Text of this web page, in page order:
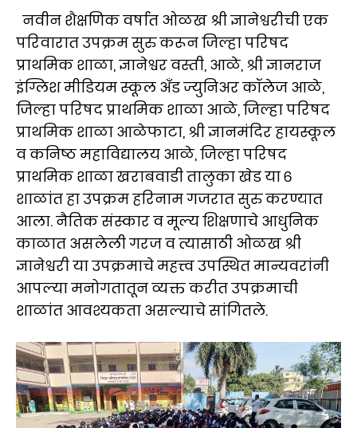
नवीन शैक्षणिक वर्षात ओळख श्री ज्ञानेश्वरीची एक
परिवारात उपक्रम सुरु करून जिल्हा परिषद
प्राथमिक शाळा, ज्ञानेश्वर वस्ती, आळे, श्री ज्ञानराज
इंग्लिश मीडियम स्कूल अँड ज्युनिअर कॉलेज आळे,
जिल्हा परिषद प्राथमिक शाळा आळे, जिल्हा परिषद
प्राथमिक शाळा आळेफाटा, श्री ज्ञानमंदिर हायस्कूल
व कनिष्ठ महाविद्यालय आळे, जिल्हा परिषद
प्राथमिक शाळा खराबवाडी तालुका खेड या ६
शाळांत हा उपक्रम हरिनाम गजरात सुरु करण्यात
आला. नैतिक संस्कार व मूल्य शिक्षणाचे आधुनिक
काळात असलेली गरज व त्यासाठी ओळख श्री
ज्ञानेश्वरी या उपक्रमाचे महत्त्व उपस्थित मान्यवरांनी
आपल्या मनोगतातून व्यक्त करीत उपक्रमाची
शाळांत आवश्यकता असल्याचे सांगितले.